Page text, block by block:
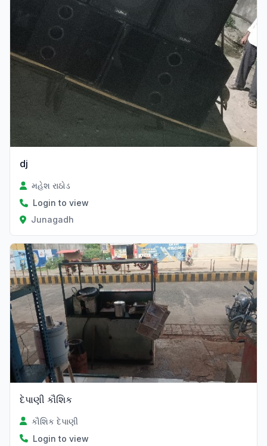
dj
મહેશ રાઠોડ
Login to view
Junagadh
દેપાણી કૌશિક
કૌશિક દેપાણી
Login to view